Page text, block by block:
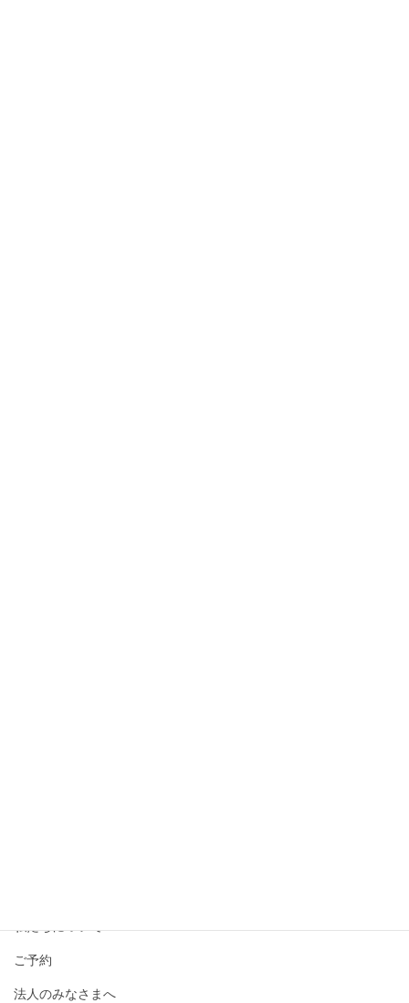
ご予約
法人のみなさまへ